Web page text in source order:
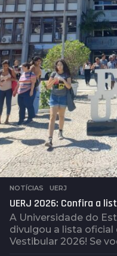
r
á
s
NOTÍCIAS ,UERJ
UERJ 2026: Confira a
A Universidade do
divulgou a lista oficial
Vestibular 2026! Se